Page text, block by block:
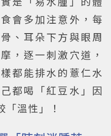
會多加注意外，每
、耳朵下方與眼周
，逐一刺激穴道，
都能排水的薏仁水
都喝「紅豆水」因
溫性」！